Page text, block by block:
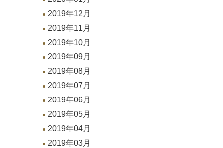
2019年12月
2019年11月
2019年10月
2019年09月
2019年08月
2019年07月
2019年06月
2019年05月
2019年04月
2019年03月